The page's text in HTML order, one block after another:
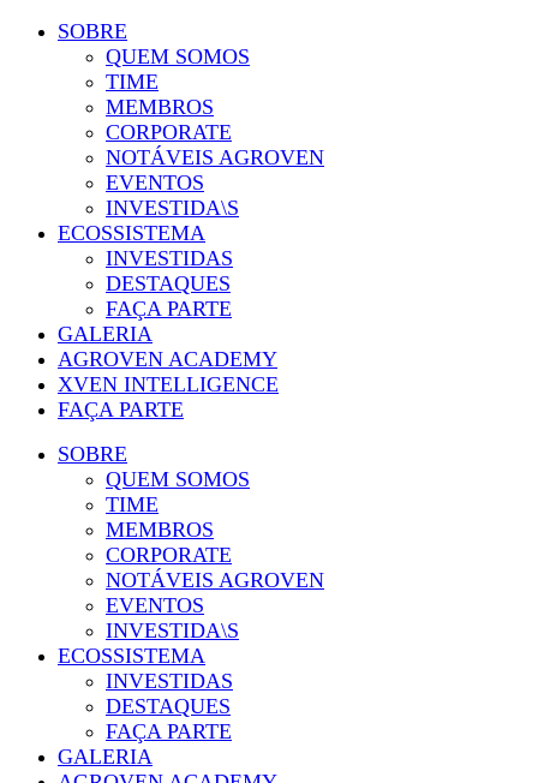
SOBRE
QUEM SOMOS
TIME
MEMBROS
CORPORATE
NOTÁVEIS AGROVEN
EVENTOS
INVESTIDA\S
ECOSSISTEMA
INVESTIDAS
DESTAQUES
FAÇA PARTE
GALERIA
AGROVEN ACADEMY
XVEN INTELLIGENCE
FAÇA PARTE
SOBRE
QUEM SOMOS
TIME
MEMBROS
CORPORATE
NOTÁVEIS AGROVEN
EVENTOS
INVESTIDA\S
ECOSSISTEMA
INVESTIDAS
DESTAQUES
FAÇA PARTE
GALERIA